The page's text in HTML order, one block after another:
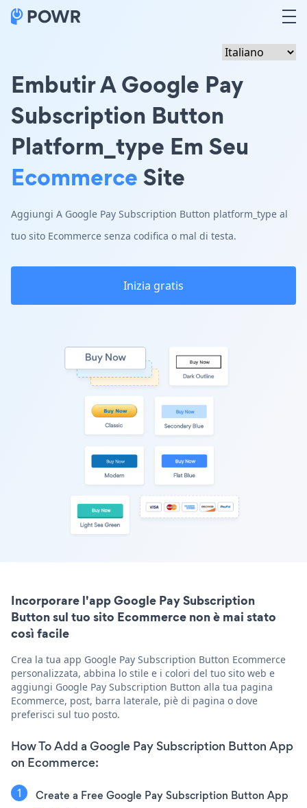
Embutir A Google Pay
Subscription Button
Platform_type Em Seu
EcommerceSite
Aggiungi A Google Pay Subscription Button platform_type al
tuo sito Ecommerce senza codifica o mal di testa.
Inizia gratis
Incorporare l'app Google Pay Subscription
Button sul tuo sito Ecommerce non è mai stato
così facile
Crea la tua app Google Pay Subscription Button Ecommerce
personalizzata, abbina lo stile e i colori del tuo sito web e
aggiungi Google Pay Subscription Button alla tua pagina
Ecommerce, post, barra laterale, piè di pagina o dove
preferisci sul tuo posto.
How To Add a Google Pay Subscription Button App
on Ecommerce:
Create a Free Google Pay Subscription Button App